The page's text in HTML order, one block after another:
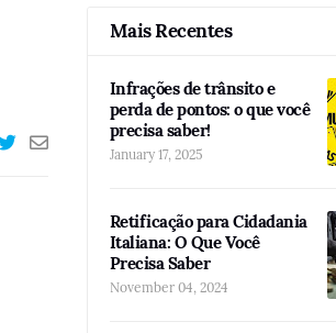
Mais Recentes
Infrações de trânsito e
perda de pontos: o que você
precisa saber!
January 17, 2025
Retificação para Cidadania
Italiana: O Que Você
Precisa Saber
November 04, 2024